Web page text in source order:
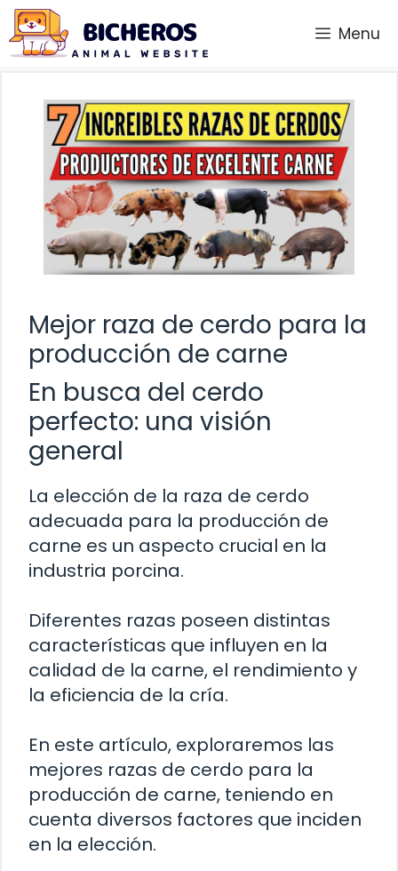
Saltar
al
contenido
Menu
Mejor raza de cerdo para la
producción de carne
En busca del cerdo
perfecto: una visión
general
La elección de la raza de cerdo
adecuada para la producción de
carne es un aspecto crucial en la
industria porcina.
Diferentes razas poseen distintas
características que influyen en la
calidad de la carne, el rendimiento y
la eficiencia de la cría.
En este artículo, exploraremos las
mejores razas de cerdo para la
producción de carne, teniendo en
cuenta diversos factores que inciden
en la elección.